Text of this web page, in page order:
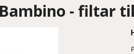
- filtar